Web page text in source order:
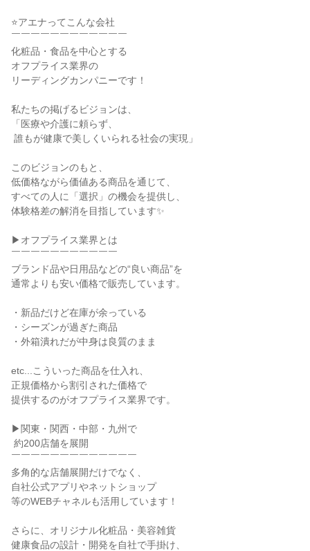
⭐アエナってこんな会社
￣￣￣￣￣￣￣￣￣￣￣￣
化粧品・食品を中心とする
オフプライス業界の
リーディングカンパニーです！
私たちの掲げるビジョンは、
「医療や介護に頼らず、
このビジョンのもと、
低価格ながら価値ある商品を通じて、
すべての人に「選択」の機会を提供し、
体験格差の解消を目指しています✨
▶オフプライス業界とは
￣￣￣￣￣￣￣￣￣￣￣
ブランド品や日用品などの“良い商品”を
通常よりも安い価格で販売しています。
・新品だけど在庫が余っている
・シーズンが過ぎた商品
・外箱潰れだが中身は良質のまま
etc...こういった商品を仕入れ、
正規価格から割引された価格で
提供するのがオフプライス業界です。
▶関東・関西・中部・九州で
￣￣￣￣￣￣￣￣￣￣￣￣￣
多角的な店舗展開だけでなく、
自社公式アプリやネットショップ
等のWEBチャネルも活用しています！
さらに、オリジナル化粧品・美容雑貨
健康食品の設計・開発を自社で手掛け、